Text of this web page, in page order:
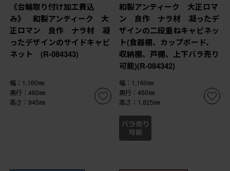
《台輪取り付け加工費込
み》 和製アンティーク 大
正ロマン 良作 ナラ材 凝
ったデザインのサイドキャビ
ネット (R-084343)
幅：1,160㎜
奥行：460㎜
高さ：945㎜
和製アンティーク 大正ロマ
ン 良作 ナラ材 凝ったデ
ザインの二段重ねキャビネッ
ト(食器棚、カップボード、
収納棚、戸棚、上下バラ売り
可能)(R-084342)
幅：1,160㎜
奥行：460㎜
高さ：1,825㎜